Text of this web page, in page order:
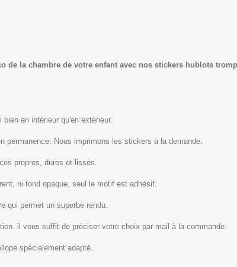
de la chambre de votre enfant avec nos stickers hublots
en intérieur qu'en extérieur.
permanence. Nous imprimons les stickers à la demande.
propres, dures et lisses.
ni fond opaque, seul le motif est adhésif.
qui permet un superbe rendu.
il vous suffit de préciser votre choix par mail à la commande.
spécialement adapté.